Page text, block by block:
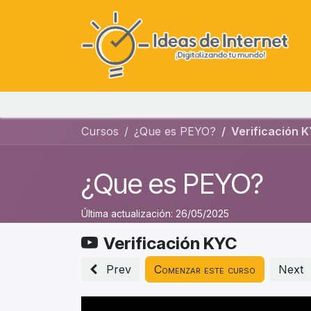
Cursos ¿Que es PEYO? Verificación
¿Que es PEYO?
Última actualización: 26/05/2025
Verificación KYC
Prev Comenzar este curso Next